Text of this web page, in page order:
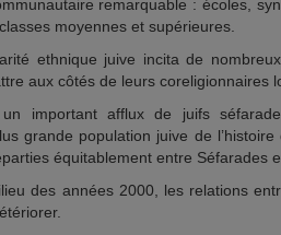
remarquable : écoles,
moyennes et supérieures.
ethnique juive incita de
aux côtés de leurs coreligionnaires
important afflux de juifs
grande population juive de l’histoire
équitablement entre Séfarades
des années 2000, les relations